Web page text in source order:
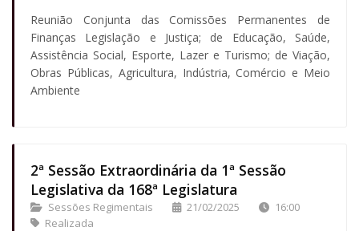
Reunião Conjunta das Comissões Permanentes de
Finanças Legislação e Justiça; de Educação, Saúde,
Assistência Social, Esporte, Lazer e Turismo; de Viação,
Obras Públicas, Agricultura, Indústria, Comércio e Meio
Ambiente
2ª Sessão Extraordinária da 1ª Sessão
Legislativa da 168ª Legislatura
Sessões Regimentais 21/02/2025
16:00
Realizada